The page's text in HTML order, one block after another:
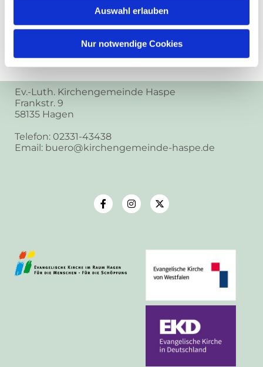
Auswahl erlauben
Nur notwendige Cookies
Ev.-Luth. Kirchengemeinde Haspe
Frankstr. 9
58135 Hagen
Telefon: 02331-43438
Email: buero@kirchengemeinde-haspe.de